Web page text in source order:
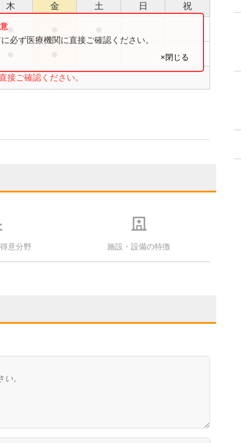
木 金 土 日 祝
●
接ご確認ください。
必ず医療機関に直接ご確認ください。
×閉じる
意分野 施設・設備の特徴